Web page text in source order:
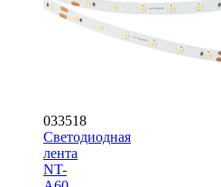
033518
Светодиодная
лента
NT-